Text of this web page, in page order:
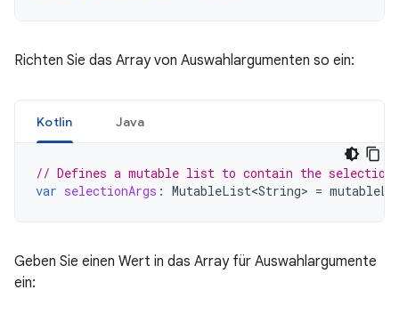
Richten Sie das Array von Auswahlargumenten so ein:
Kotlin Java
// Defines a mutable list to contain the selection
var selectionArgs : MutableList<String> =
Geben Sie einen Wert in das Array für Auswahlargumente
ein: